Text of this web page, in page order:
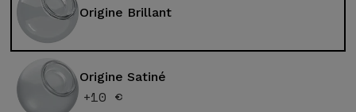
Origine Brillant
Origine Satiné
+10 €